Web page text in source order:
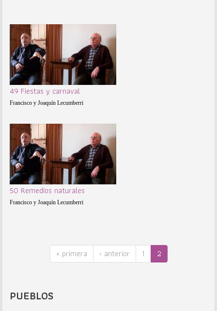
49 Fiestas y carnaval
Francisco y Joaquín Lecumberri
50 Remedios naturales
Francisco y Joaquín Lecumberri
« primera ‹ anterior 1 2
PUEBLOS